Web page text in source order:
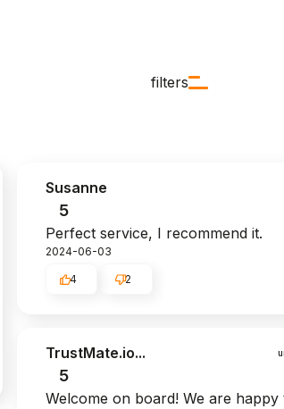
filters
Susanne
5
Perfect service, I recommend it.
2024-06-03
4 2
TrustMate.io...
5
Welcome on board! We are